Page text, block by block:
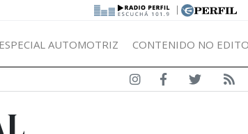
|
ESPECIAL AUTOMOTRIZ CONTENIDO NO